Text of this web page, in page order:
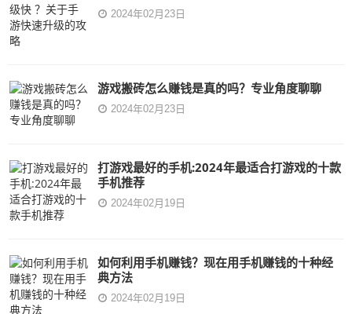
2024年02月23日
游戏搬砖怎么赚钱是真的吗？专业角度聊聊
2024年02月23日
打游戏最好的手机:2024年最适合打游戏的十款
手机推荐
2024年02月19日
如何利用手机赚钱？现在用手机赚钱的十种经
典方法
2024年02月19日